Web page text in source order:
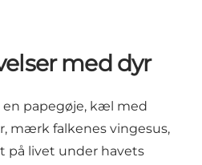
med dyr
en papegøje, kæl med
mærk falkenes vingesus,
livet under havets